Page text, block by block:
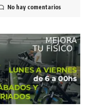
No hay comentarios